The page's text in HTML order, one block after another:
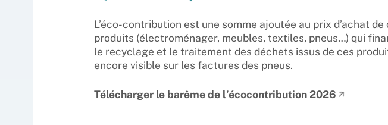
L’éco-contribution est une somme ajoutée au prix d’achat
produits (électroménager, meubles, textiles, pneus…) qui
le recyclage et le traitement des déchets issus de ces
encore visible sur les factures des pneus.
Télécharger le barême de l’écocontribution 2026